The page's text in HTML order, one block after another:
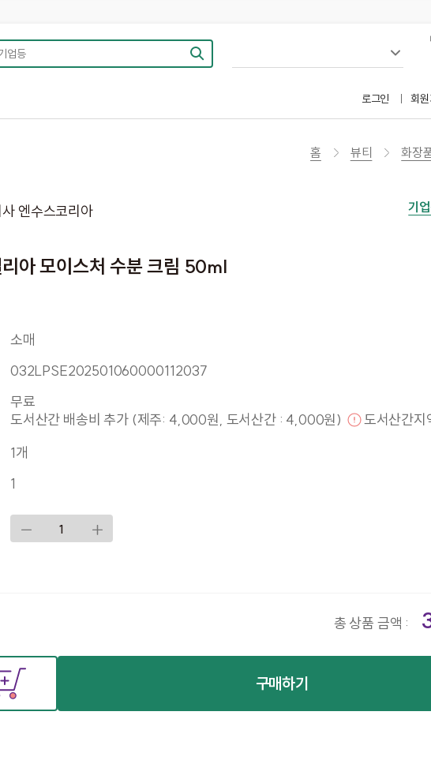
로그인 회
홈 뷰티 화장
엔수스코리아 기
아 모이스처 수분 크림 50ml
소매
032LPSE202501060000112037
무료
도서산간 배송비 추가 (제주: 4,000원, 도서산간 : 4,000원)
도서산간지
1개
1
총 상품 금액 :
구매하기